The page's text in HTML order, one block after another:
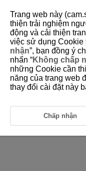
D388-032
SCN: Special
The camera automatically
stands for
Trang web này
thiện trải nghiệm
động và cải thiện
việc sử dụng Cookie
nhận”, bạn đồng ý
nhấn “Không chấp
những Cookie cần
năng của trang web
thay đổi cài đặt này
Chấp nhận